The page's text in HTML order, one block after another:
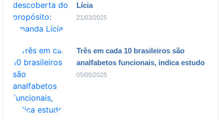
Lícia
21/03/2025
Três em cada 10 brasileiros são
analfabetos funcionais, indica estudo
05/05/2025